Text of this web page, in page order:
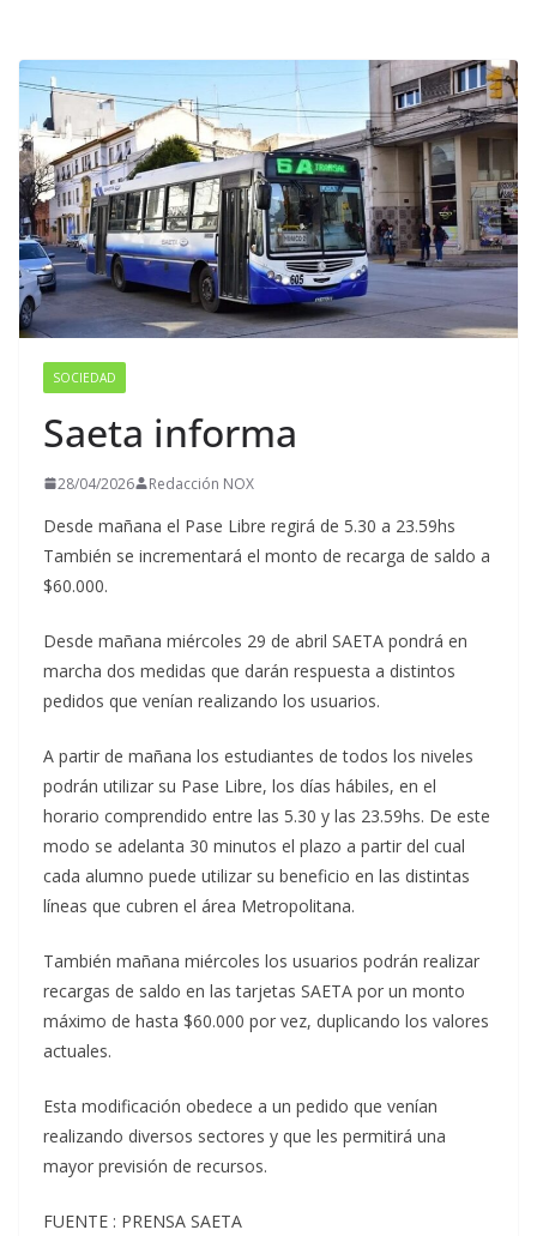
SOCIEDAD
Saeta informa
28/04/2026 Redacción NOX
Desde mañana el Pase Libre regirá de 5.30 a 23.59hs
También se incrementará el monto de recarga de saldo a
$60.000.
Desde mañana miércoles 29 de abril SAETA pondrá en
marcha dos medidas que darán respuesta a distintos
pedidos que venían realizando los usuarios.
A partir de mañana los estudiantes de todos los niveles
podrán utilizar su Pase Libre, los días hábiles, en el
horario comprendido entre las 5.30 y las 23.59hs. De este
modo se adelanta 30 minutos el plazo a partir del cual
cada alumno puede utilizar su beneficio en las distintas
líneas que cubren el área Metropolitana.
También mañana miércoles los usuarios podrán realizar
recargas de saldo en las tarjetas SAETA por un monto
máximo de hasta $60.000 por vez, duplicando los valores
actuales.
Esta modificación obedece a un pedido que venían
realizando diversos sectores y que les permitirá una
mayor previsión de recursos.
FUENTE : PRENSA SAETA